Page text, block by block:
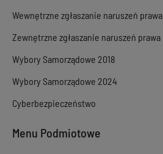
Wewnętrzne zgłaszanie naruszeń prawa
Zewnętrzne zgłaszanie naruszeń prawa
Wybory Samorządowe 2018
Wybory Samorządowe 2024
Cyberbezpieczeństwo
Menu Podmiotowe